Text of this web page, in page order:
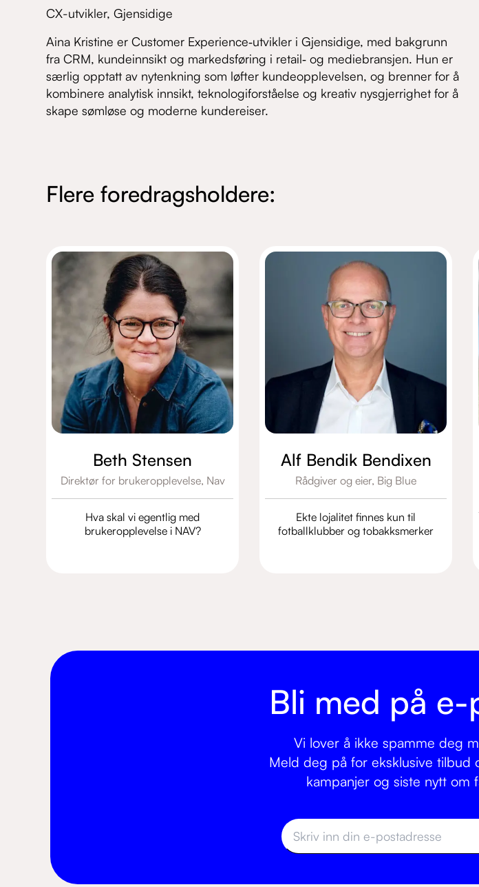
CX-utvikler, Gjensidige
Aina Kristine er Customer Experience‑utvikler i Gjensidige, med bakgrunn
fra CRM, kundeinnsikt og markedsføring i retail‑ og mediebransjen. Hun er
særlig opptatt av nytenkning som løfter kundeopplevelsen, og brenner for å
kombinere analytisk innsikt, teknologiforståelse og kreativ nysgjerrighet for å
skape sømløse og moderne kundereiser.
Flere foredragsholdere:
Beth Stensen
Direktør for brukeropplevelse, Nav
Hva skal vi egentlig med
brukeropplevelse i NAV?
Alf Bendik Bendixen
Rådgiver og eier, Big Blue
Ekte lojalitet finnes kun til
fotballklubber og tobakksmerker
Bli med på
Vi lover å ikke spamme deg
Meld deg på for eksklusive tilbud
kampanjer og siste nytt om